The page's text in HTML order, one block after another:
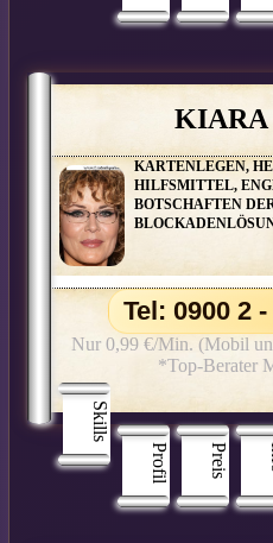
KIARA
KARTENLEGEN,
HILFSMITTEL,
BOTSCHAFTEN
Skills
Profil
Preis
Tel: 0900 2
Nur 0,99 €/Min. (Mobil
*Top-Berater